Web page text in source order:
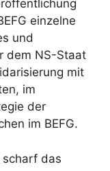
einzelne
und
dem NS-Staat
mit
im
der
im BEFG.
scharf das